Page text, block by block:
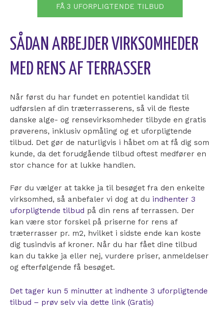
FÅ 3 UFORPLIGTENDE TILBUD
SÅDAN ARBEJDER VIRKSOMHEDER
MED RENS AF TERRASSER
Når først du har fundet en potentiel kandidat til
udførslen af din træterrasserens, så vil de fleste
danske alge- og rensevirksomheder tilbyde en gratis
prøverens, inklusiv opmåling og et uforpligtende
tilbud. Det gør de naturligvis i håbet om at få dig som
kunde, da det forudgående tilbud oftest medfører en
stor chance for at lukke handlen.
Før du vælger at takke ja til besøget fra den enkelte
virksomhed, så anbefaler vi dog at du indhenter 3
uforpligtende tilbud på din rens af terrassen. Der
kan være stor forskel på priserne for rens af
træterrasser pr. m2, hvilket i sidste ende kan koste
dig tusindvis af kroner. Når du har fået dine tilbud
kan du takke ja eller nej, vurdere priser, anmeldelser
og efterfølgende få besøget.
Det tager kun 5 minutter at indhente 3 uforpligtende
tilbud – prøv selv via dette link (Gratis)